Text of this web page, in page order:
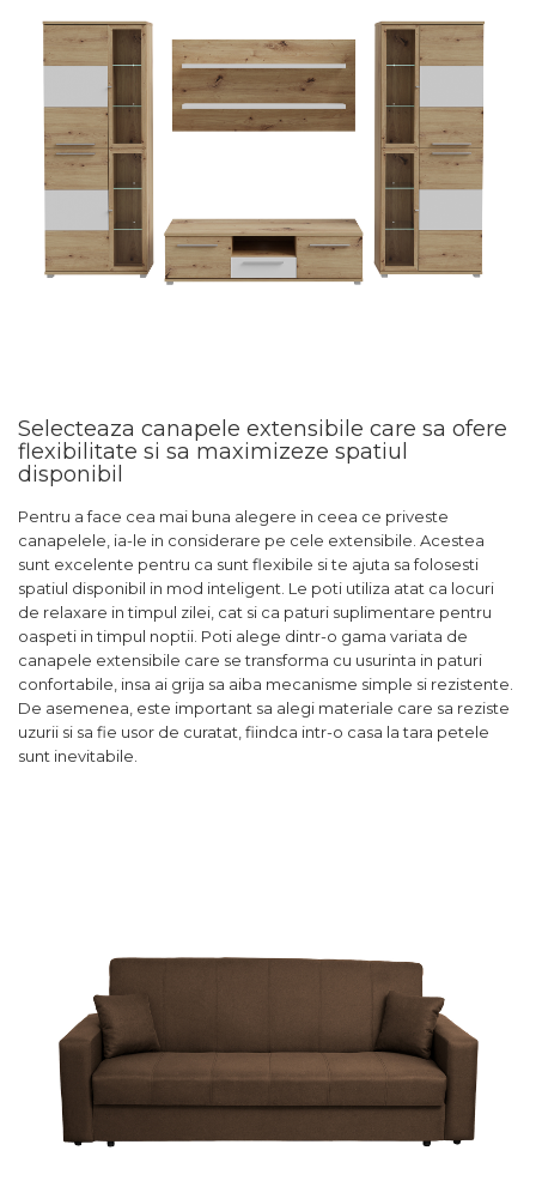
Selecteaza canapele extensibile care sa ofere
flexibilitate si sa maximizeze spatiul
disponibil
Pentru a face cea mai buna alegere in ceea ce priveste
canapelele, ia-le in considerare pe cele extensibile. Acestea
sunt excelente pentru ca sunt flexibile si te ajuta sa folosesti
spatiul disponibil in mod inteligent. Le poti utiliza atat ca locuri
de relaxare in timpul zilei, cat si ca paturi suplimentare pentru
oaspeti in timpul noptii. Poti alege dintr-o gama variata de
canapele extensibile care se transforma cu usurinta in paturi
confortabile, insa ai grija sa aiba mecanisme simple si rezistente.
De asemenea, este important sa alegi materiale care sa reziste
uzurii si sa fie usor de curatat, fiindca intr-o casa la tara petele
sunt inevitabile.